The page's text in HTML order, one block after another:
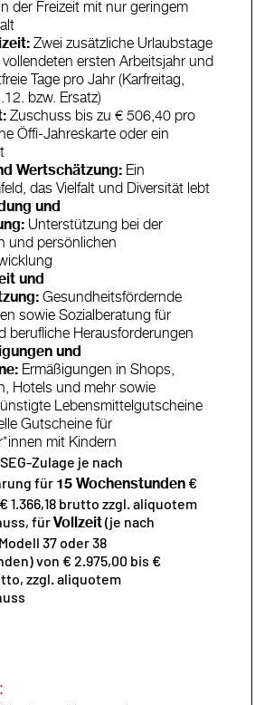
in der Freizeit mit nur geringem
Zwei zusätzliche Urlaubstage
ersten Arbeitsjahr und
Tage pro Jahr (Karfreitag,
bzw. Ersatz)
Zuschuss bis zu € 506,40 pro
Öffi-Jahreskarte oder ein
Wertschätzung: Ein
das Vielfalt und Diversität lebt
und
Unterstützung bei der
und persönlichen
und
Gesundheitsfördernde
sowie Sozialberatung für
berufliche Herausforderungen
und
Ermäßigungen in Shops,
Hotels und mehr sowie
Lebensmittelgutscheine
Gutscheine für
mit Kindern
Zulage je nach
für 15 Wochenstunden €
1.366,18 brutto zzgl. aliquotem
für Vollzeit(je nach
37 oder 38
von € 2.975,00 bis €
zzgl. aliquotem